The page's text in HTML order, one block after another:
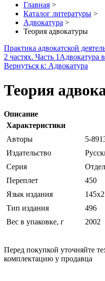
Главная >
Каталог литературы >
Адвокатура >
Теория адвокатуры
Практика адвокатской
2 частях. Часть 1 Адвокатура
Вернуться к: Адвокатура
Теория
Описание
Характеристики
Авторы
5-
Издательство
Серия
Переплет
450
Язык издания
Тип издания
496
Вес в упаковке, г
2002
Перед покупкой уточняйте
комплектацию у продавца